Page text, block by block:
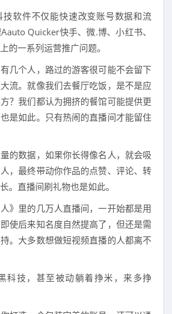
软件不仅能快速改变账号数据和流
Quicker快手、微.博、小红书、
的一系列运营推广问题。
几个人，路过的游客很可能不会留下
流。就像我们去餐厅吃饭，是不是应
？我们都认为拥挤的餐馆可能提供更
是如此。只有热闹的直播间才能留住
的数据，如果你长得像名人，就会吸
，最终带动你作品的点赞、评论、转
。直播间刷礼物也是如此。
》里的几万人直播间，一开始都是用
使后来知名度自然提高了，但还是需
。大多数想做短视频直播的人都离不
科技，甚至被动躺着挣米，来多挣